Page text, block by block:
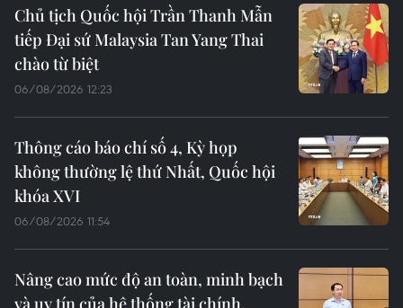
Chủ tịch Quốc hội Trần Thanh Mẫn
tiếp Đại sứ Malaysia Tan Yang Thai
chào từ biệt
06/08/2026 12:23
Thông cáo báo chí số 4, Kỳ họp
không thường lệ thứ Nhất, Quốc hội
khóa XVI
06/08/2026 11:54
Nâng cao mức độ an toàn, minh bạch